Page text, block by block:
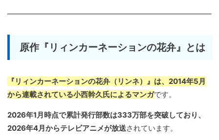
原作『リィンカーネーションの花弁』とは
『リィンカーネーションの花弁（リンネ）』は、2014年5月
から連載されている小西幹久氏によるマンガです。
2026年1月時点で累計発行部数は333万部を突破しており、
2026年4月からテレビアニメが放送されています。